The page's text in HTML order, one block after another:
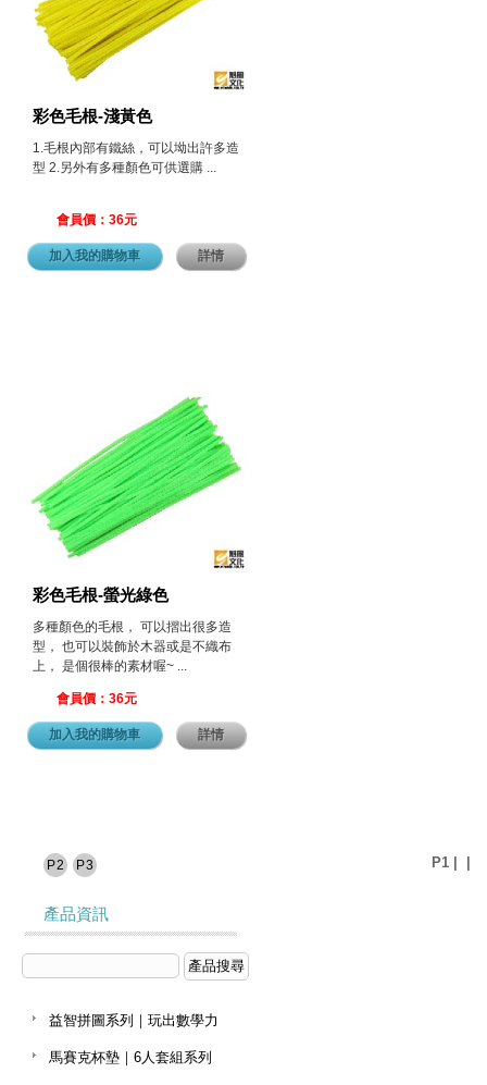
彩色毛根-淺黃色
1.毛根內部有鐵絲，可以坳出許多造
型 2.另外有多種顏色可供選購 ...
會員價：36元
加入我的購物車 詳情
彩色毛根-螢光綠色
多種顏色的毛根， 可以摺出很多造
型， 也可以裝飾於木器或是不織布
上， 是個很棒的素材喔~ ...
會員價：36元
加入我的購物車 詳情
P1
P2 P3
產品資訊
益智拼圖系列｜玩出數學力
馬賽克杯墊｜6人套組系列